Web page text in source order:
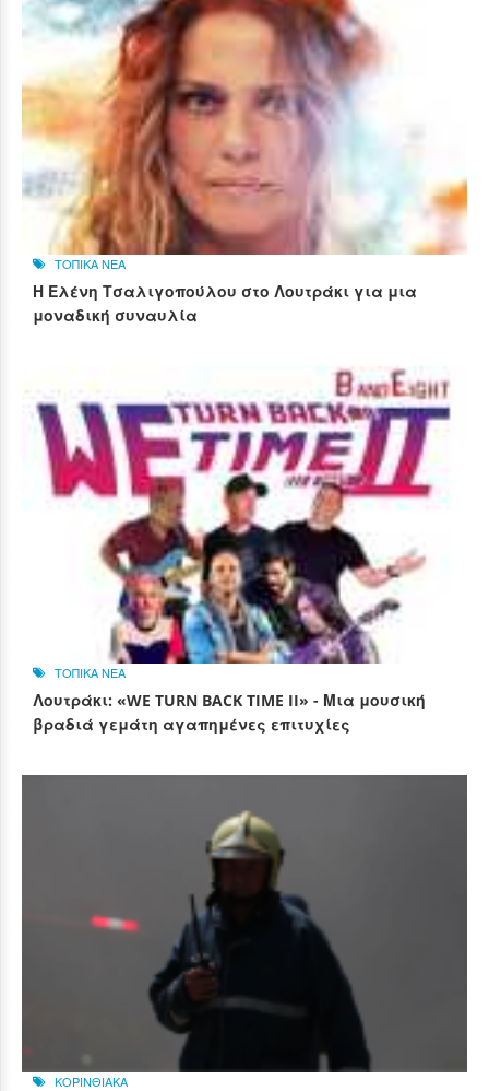
ΤΟΠΙΚΑ ΝΕΑ
Η Ελένη Τσαλιγοπούλου στο Λουτράκι για μια
μοναδική συναυλία
ΤΟΠΙΚΑ ΝΕΑ
Λουτράκι: «WE TURN BACK TIME II» - Μια μουσική
βραδιά γεμάτη αγαπημένες επιτυχίες
ΚΟΡΙΝΘΙΑΚΑ